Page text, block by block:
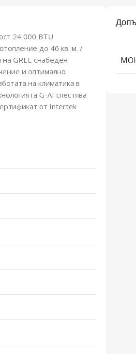
24 000 BTU
до 46 кв. м. /
GREE снабеден
и оптимално
на климатика в
G-AI спестява
от Intertek